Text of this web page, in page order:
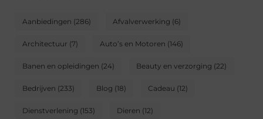
Aanbiedingen (286) Afvalverwerking (6)
Architectuur (7) Auto’s en Motoren (146)
Banen en opleidingen (24) Beauty en verzorging (22)
Bedrijven (233) Blog (18) Cadeau (12)
Dienstverlening (153) Dieren (12)